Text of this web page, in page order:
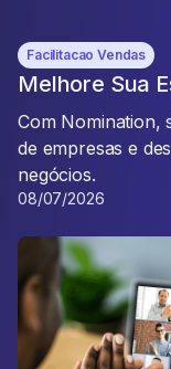
Facilitacao Vendas
Melhore Sua
Com Nomination,
de empresas e
negócios.
08/07/2026